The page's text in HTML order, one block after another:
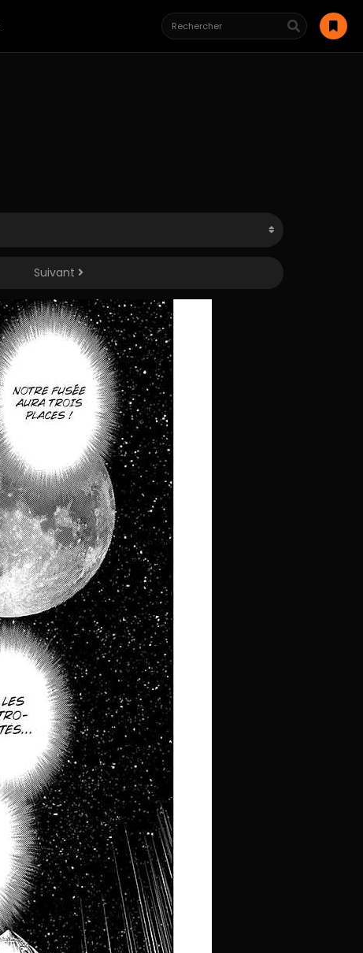
Suivant